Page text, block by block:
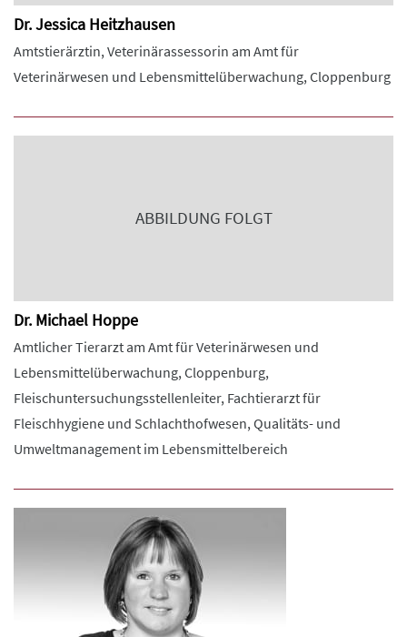
Dr. Jessica Heitzhausen
Amtstierärztin, Veterinärassessorin am Amt für
Veterinärwesen und Lebensmittelüberwachung, Cloppenburg
ABBILDUNG FOLGT
Dr. Michael Hoppe
Amtlicher Tierarzt am Amt für Veterinärwesen und
Lebensmittelüberwachung, Cloppenburg,
Fleischuntersuchungsstellenleiter, Fachtierarzt für
Fleischhygiene und Schlachthofwesen, Qualitäts- und
Umweltmanagement im Lebensmittelbereich